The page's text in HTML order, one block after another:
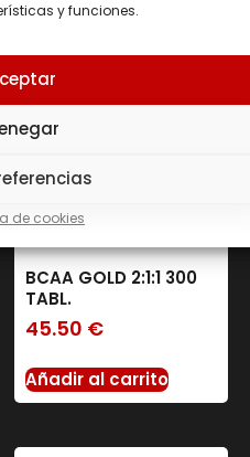
y funciones.
de cookies
BCAA GOLD 2:1:1 300
TABL.
45.50 €
Añadir al carrito